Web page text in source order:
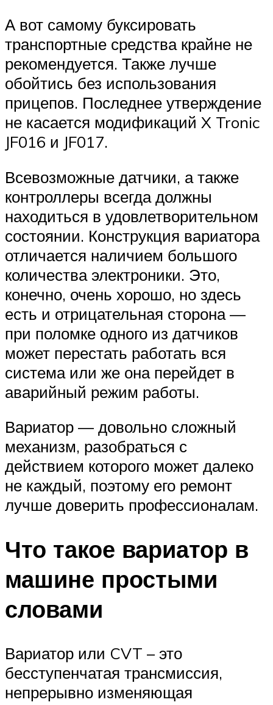
А вот самому буксировать
транспортные средства крайне не
рекомендуется. Также лучше
обойтись без использования
прицепов. Последнее утверждение
не касается модификаций X Tronic
JF016 и JF017.
Всевозможные датчики, а также
контроллеры всегда должны
находиться в удовлетворительном
состоянии. Конструкция вариатора
отличается наличием большого
количества электроники. Это,
конечно, очень хорошо, но здесь
есть и отрицательная сторона —
при поломке одного из датчиков
может перестать работать вся
система или же она перейдет в
аварийный режим работы.
Вариатор — довольно сложный
механизм, разобраться с
действием которого может далеко
не каждый, поэтому его ремонт
лучше доверить профессионалам.
Что такое вариатор в
машине простыми
словами
Вариатор или CVT – это
бесступенчатая трансмиссия,
непрерывно изменяющая